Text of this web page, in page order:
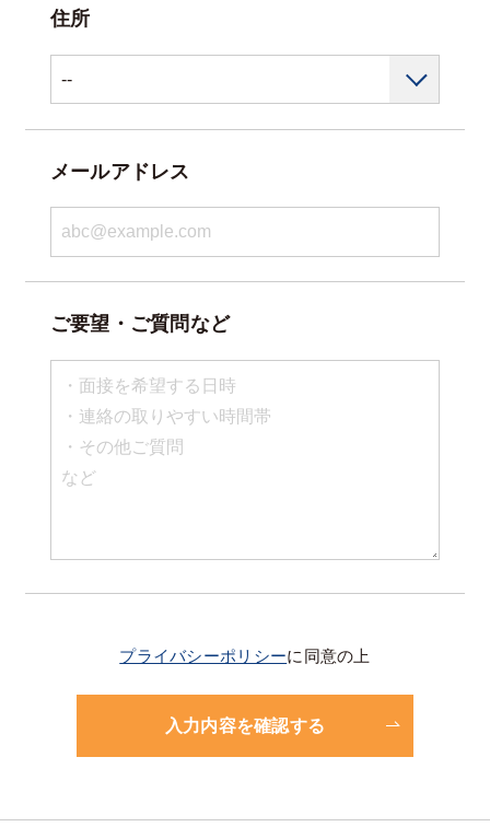
住所
メールアドレス
ご要望・ご質問など
プライバシーポリシーに同意の上
入力内容を確認する